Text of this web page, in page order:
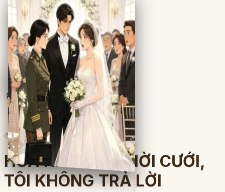
Full
7lượt đọc· 19chương
HOA KHÔI LỚP MỜI CƯỚI,
TÔI KHÔNG TRẢ LỜI